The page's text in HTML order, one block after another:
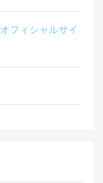
フィシャルサイ